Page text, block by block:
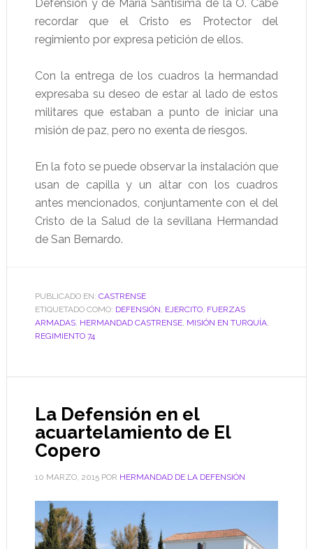
Defensión y de María Santísima de la O. Cabe
recordar que el Cristo es Protector del
regimiento por expresa petición de ellos.
Con la entrega de los cuadros la hermandad
expresaba su deseo de estar al lado de estos
militares que estaban a punto de iniciar una
misión de paz, pero no exenta de riesgos.
En la foto se puede observar la instalación que
usan de capilla y un altar con los cuadros
antes mencionados, conjuntamente con el del
Cristo de la Salud de la sevillana Hermandad
de San Bernardo.
PUBLICADO EN: CASTRENSE
ETIQUETADO COMO: DEFENSIÓN, EJERCITO, FUERZAS
ARMADAS, HERMANDAD CASTRENSE, MISIÓN EN TURQUÍA,
REGIMIENTO 74
La Defensión en el
acuartelamiento de El
Copero
10 MARZO, 2015POR HERMANDAD DE LA DEFENSIÓN